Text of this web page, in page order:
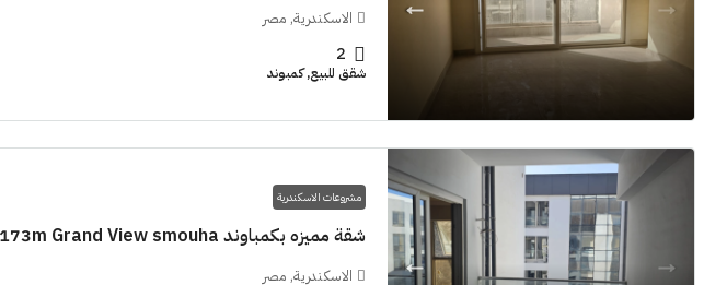
الاسكندرية, مصر
2
شقق للبيع, كمبوند
مشروعات الاسكندرية
شقة مميزه بكمباوند 173m Grand View smouha
الاسكندرية, مصر